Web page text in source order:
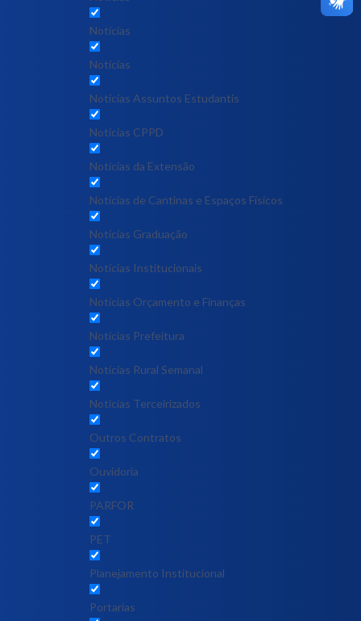
Notícias
Notícias
Notícias Assuntos Estudantis
Notícias CPPD
Notícias da Extensão
Notícias de Cantinas e Espaços Físicos
Notícias Graduação
Notícias Institucionais
Notícias Orçamento e Finanças
Notícias Prefeitura
Notícias Rural Semanal
Notícias Terceirizados
Outros Contratos
Ouvidoria
PARFOR
PET
Planejamento Institucional
Portarias